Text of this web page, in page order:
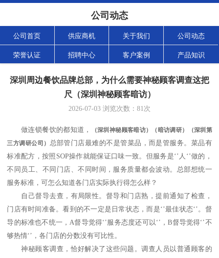
公司动态
公司首页 供应商机 关于我们 公司动态
荣誉认证 招聘中心 客户案例 产品知识
深圳周边餐饮品牌总部，为什么需要神秘顾客调查这把
尺（深圳神秘顾客暗访）
2026-07-03 浏览次数： 81次
做连锁餐饮的都知道，
（深圳神秘顾客暗访）（暗访调研）（深圳第
三方调研公司） 总部管门店最难的不是管菜品，而是管服务。菜品有
标准配方，按照 SOP操作就能保证口味一致。但服务是‘’人‘’做的，
不同员工、不同门店、不同时间，服务质量都会波动。总部想统一
服务标准，可怎么知道各门店实际执行得怎么样？
自己督导去查，有局限性。督导和门店熟，提前通知了检查，
门店有时间准备。看到的不一定是日常状态，而是‘’最佳状态‘’。督
导的标准也不统一，A督导觉得‘’服务态度还可以‘’，B督导觉得‘’不
够热情‘’，各门店的分数没有可比性。
神秘顾客调查，恰好解决了这些问题。调查人员以普通顾客的